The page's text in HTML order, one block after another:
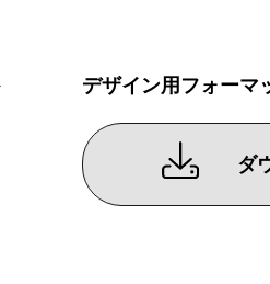
デザイン用フォーマ
ダ